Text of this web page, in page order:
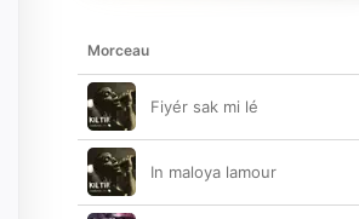
Morceau
Fiyér sak mi lé
In maloya lamour